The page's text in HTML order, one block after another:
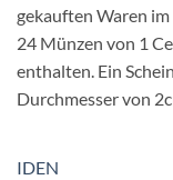
gekauften Waren
24 Münzen von 1
enthalten. Ein
Durchmesser von
IDEN